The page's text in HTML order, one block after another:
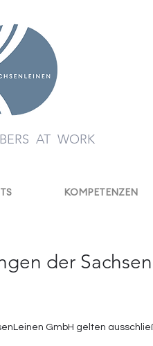
AT WORK
KOMPETENZEN
der
GmbH gelten